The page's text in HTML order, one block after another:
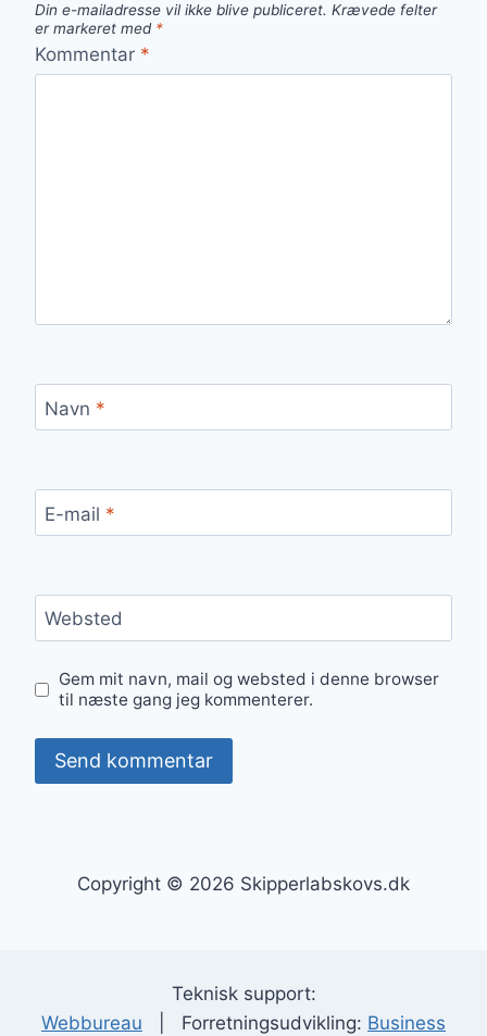
Din e-mailadresse vil ikke blive publiceret. Krævede felter
er markeret med *
Kommentar *
Navn *
E-mail *
Websted
Gem mit navn, mail og websted i denne browser
til næste gang jeg kommenterer.
Copyright © 2026 Skipperlabskovs.dk
Teknisk support:
Webbureau | Forretningsudvikling: Business